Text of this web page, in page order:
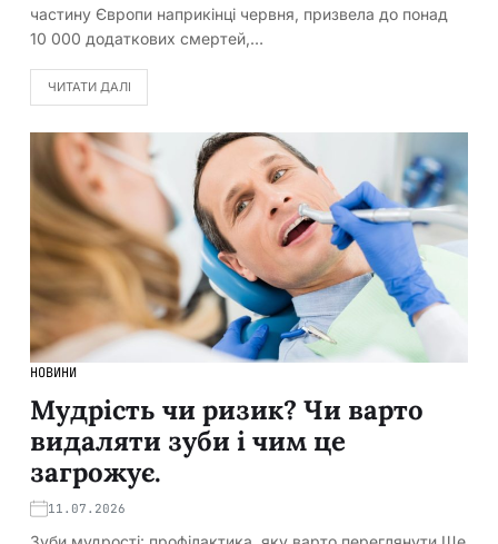
частину Європи наприкінці червня, призвела до понад
10 000 додаткових смертей,…
ЧИТАТИ ДАЛІ
НОВИНИ
Мудрість чи ризик? Чи варто
видаляти зуби і чим це
загрожує.
11.07.2026